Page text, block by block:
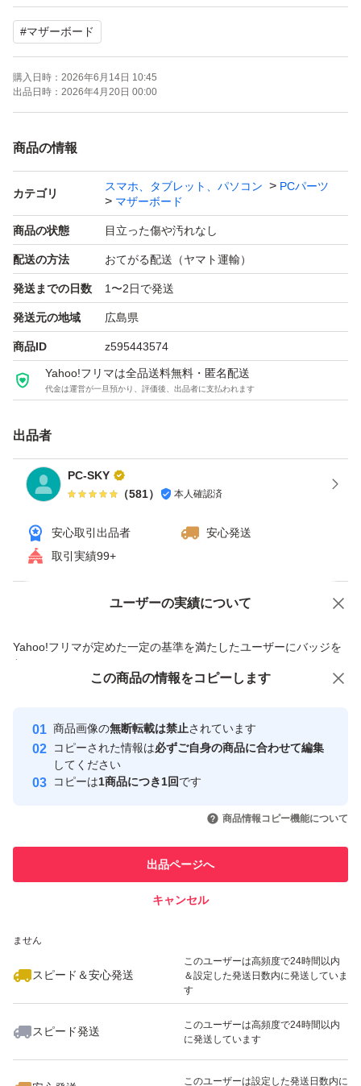
付属品、sataケーブル2個、新品ボタン電池
おまけでWIN10プロダクトキー
「発送詳細」
二日に一回のペースで発送作業をしています
お支払い完了から48時間以内に発送致します
#マザーボード
購入日時： 2026年6月14日 10:45
出品日時： 2026年4月20日 00:00
商品の情報
カテゴリ
スマホ、タブレット、パソコン
PCパーツ
マザーボード
商品の状態 目立った傷や汚れなし
配送の方法 おてがる配送（ヤマト運輸）
発送までの日数 1〜2日で発送
発送元の地域 広島県
商品ID z595443574
Yahoo!フリマは全品送料無料・匿名配送
代金は運営が一旦預かり、評価後、出品者に支払われます
出品者
PC-SKY
（581） 本人確認済
安心取引出品者
安心発送
取引実績99+
ユーザーの実績について
Yahoo!フリマが定めた一定の基準を満たしたユーザーにバッジを
付与しています
安心取引出品者
心・安全なユーザーです
取引実績
引を完了させた実績があります
での取引実績があります
ません
スピード＆安心発送
このユーザーは高頻度で24時間以内
＆設定した発送日数内に発送していま
す
スピード発送
このユーザーは高頻度で24時間以内
に発送しています
このユーザーは設定した発送日数内に
価格の相談 商品への質問
この商品の情報をコピーします
商品画像の無断転載は禁止されています
コピーされた情報は必ずご自身の商品に合わせて編集
してください
コピーは1商品につき1回です
商品情報コピー機能について
出品ページへ
キャンセル
この商品をみている人にオススメ
いいね！
2,500